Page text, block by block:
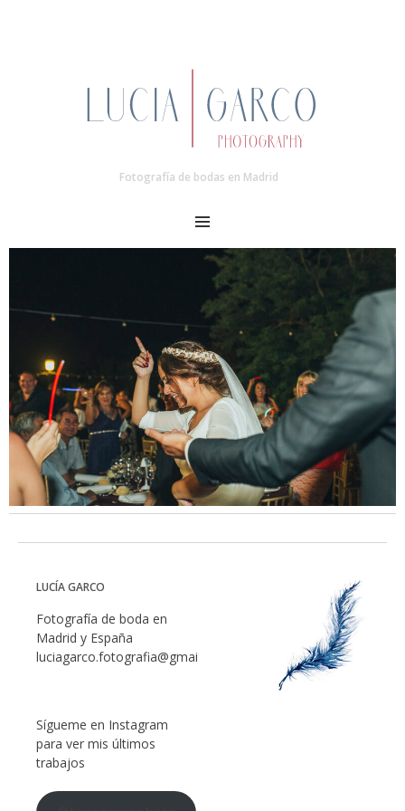
Fotografía de bodas en Madrid
MENU
LUCÍA GARCO
Fotografía de boda en
Madrid y España
luciagarco.fotografia@gmail.com
Sígueme en Instagram
para ver mis últimos
trabajos